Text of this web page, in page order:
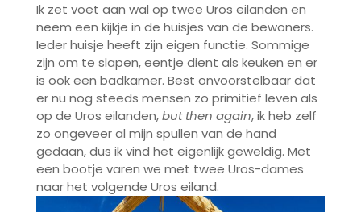
Ik zet voet aan wal op twee Uros eilanden en
neem een kijkje in de huisjes van de bewoners.
Ieder huisje heeft zijn eigen functie. Sommige
zijn om te slapen, eentje dient als keuken en er
is ook een badkamer. Best onvoorstelbaar dat
er nu nog steeds mensen zo primitief leven als
op de Uros eilanden,but then again, ik heb zelf
zo ongeveer al mijn spullen van de hand
gedaan, dus ik vind het eigenlijk geweldig. Met
een bootje varen we met twee Uros-dames
naar het volgende Uros eiland.